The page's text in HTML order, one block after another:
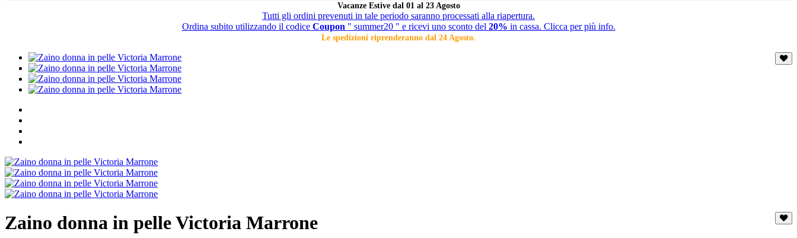
Vacanze Estive dal 01 al 23 Agosto
Tutti gli ordini prevenuti in tale periodo saranno processati alla riapertura.
Ordina subito utilizzando il codice Coupon " summer20 " e ricevi uno sconto del 20% in cassa. Clicca per più info.
Le spedizioni riprenderanno dal 24 Agosto.
Zaino donna in pelle Victoria Marrone